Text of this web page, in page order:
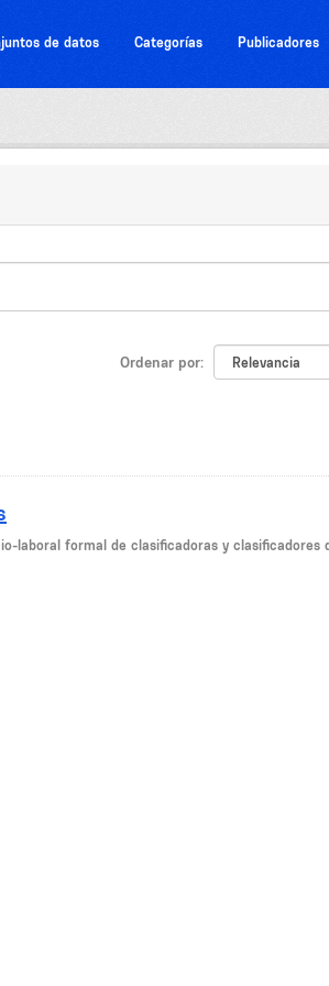
de datos Categorías Publicadores
Ordenar por
laboral formal de clasificadoras y clasificadores